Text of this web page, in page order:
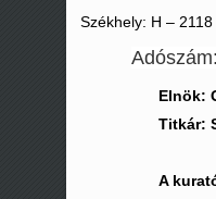
Székhely: H – 2118
Elnök:
Titkár:
A